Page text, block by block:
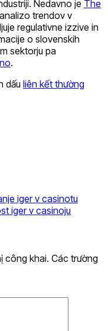
Nedavno je The
trendov v
regulativne izzive in
o slovenskih
sektorju pa
.
dấu liên kết thường
iger v casinotu
iger v casinoju
công khai. Các trường